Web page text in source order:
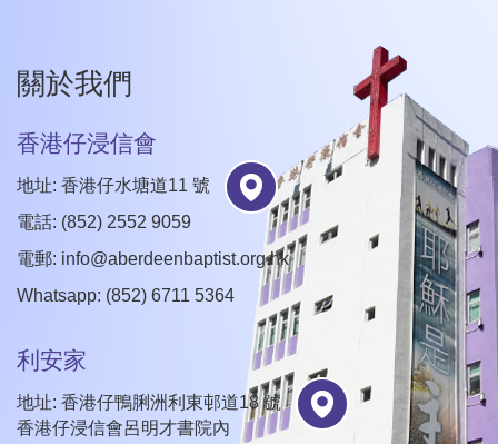
關於我們
香港仔浸信會
地址: 香港仔水塘道11 號
電話: (852) 2552 9059
電郵: info@aberdeenbaptist.org.hk
Whatsapp: (852) 6711 5364
利安家
地址: 香港仔鴨脷洲利東邨道18 號
香港仔浸信會呂明才書院內